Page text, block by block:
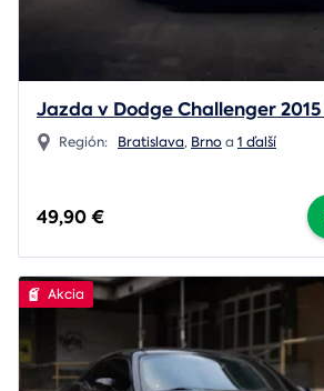
Jazda v Dodge Challenger
Región: Bratislava, Brnoa 1 ďalší
49,90 €
Akcia